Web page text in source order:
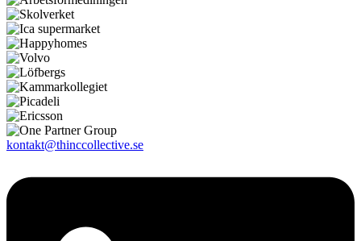
kontakt@thinccollective.se